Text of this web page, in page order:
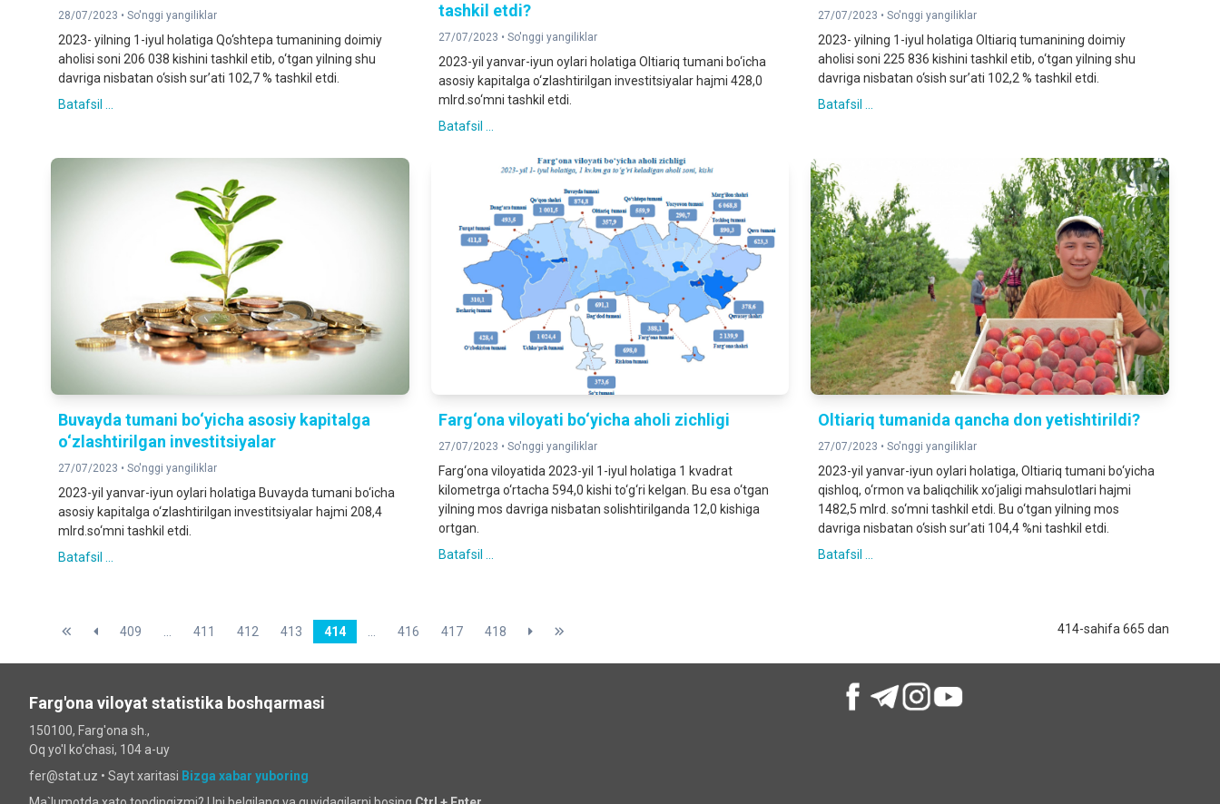
28/07/2023 • So'nggi yangiliklar
2023- yilning 1-iyul holatiga Qo‘shtepa tumanining doimiy
aholisi soni 206 038 kishini tashkil etib, o‘tgan yilning shu
davriga nisbatan o‘sish sur’ati 102,7 % tashkil etdi.
Batafsil ...
tashkil etdi?
27/07/2023 • So'nggi yangiliklar
2023-yil yanvar-iyun oylari holatiga Oltiariq tumani bo‘icha
asosiy kapitalga o‘zlashtirilgan investitsiyalar hajmi 428,0
mlrd.so‘mni tashkil etdi.
Batafsil ...
27/07/2023 •So'nggi yangiliklar
2023- yilning 1-iyul holatiga Oltiariq tumanining doimiy
aholisi soni 225 836 kishini tashkil etib, o‘tgan yilning shu
davriga nisbatan o‘sish sur’ati 102,2 % tashkil etdi.
Batafsil ...
Buvayda tumani bo‘yicha asosiy kapitalga
o‘zlashtirilgan investitsiyalar
27/07/2023 • So'nggi yangiliklar
2023-yil yanvar-iyun oylari holatiga Buvayda tumani bo‘icha
asosiy kapitalga o‘zlashtirilgan investitsiyalar hajmi 208,4
mlrd.so‘mni tashkil etdi.
Batafsil ...
Farg‘ona viloyati bo‘yicha aholi zichligi
27/07/2023 • So'nggi yangiliklar
Farg‘ona viloyatida 2023-yil 1-iyul holatiga 1 kvadrat
kilometrga o‘rtacha 594,0 kishi to‘g‘ri kelgan. Bu esa o‘tgan
yilning mos davriga nisbatan solishtirilganda 12,0 kishiga
ortgan.
Batafsil ...
Oltiariq tumanida qancha don yetishtirildi?
27/07/2023 •So'nggi yangiliklar
2023-yil yanvar-iyun oylari holatiga, Oltiariq tumani bo‘yicha
qishloq, o‘rmon va baliqchilik xo‘jaligi mahsulotlari hajmi
1482,5 mlrd. so‘mni tashkil etdi. Bu o‘tgan yilning mos
davriga nisbatan o‘sish sur’ati 104,4 %ni tashkil etdi.
Batafsil ...
414-sahifa 665 dan
409 411 412 413 414 416 417 418
Farg'ona viloyat statistika boshqarmasi
150100, Farg'ona sh.,
Oq yo'l ko‘chаsi, 104 a-uy
fer@stat.uz • Sayt xaritasi Bizga xabar yuboring